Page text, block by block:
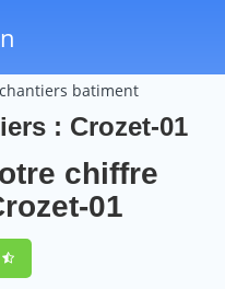
batiment
: Crozet-01
chiffre
01